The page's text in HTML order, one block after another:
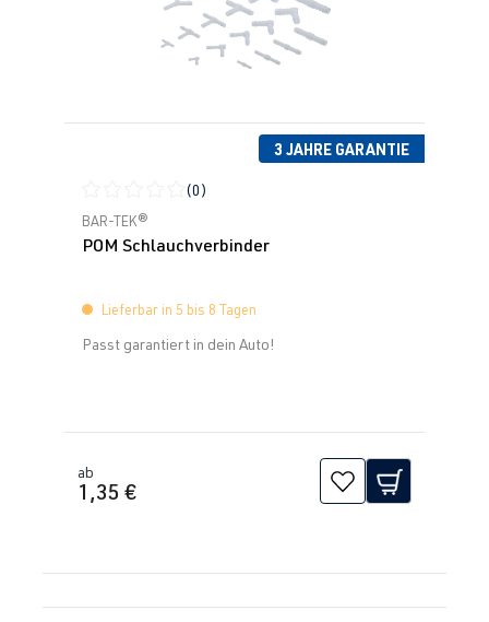
3 JAHRE GARANTIE
Durchschnittliche Bewertung von 0 von 5 Sternen
(0)
BAR-TEK®
POM Schlauchverbinder
Lieferbar in 5 bis 8 Tagen
Passt garantiert in dein Auto!
ab
1,35 €